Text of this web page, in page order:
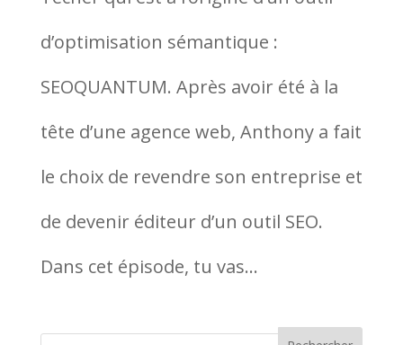
d’optimisation sémantique :
SEOQUANTUM. Après avoir été à la
tête d’une agence web, Anthony a fait
le choix de revendre son entreprise et
de devenir éditeur d’un outil SEO.
Dans cet épisode, tu vas...